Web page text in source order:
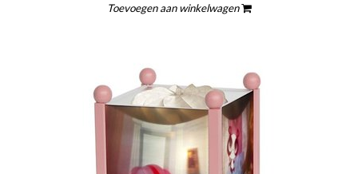
Toevoegen aan winkelwagen